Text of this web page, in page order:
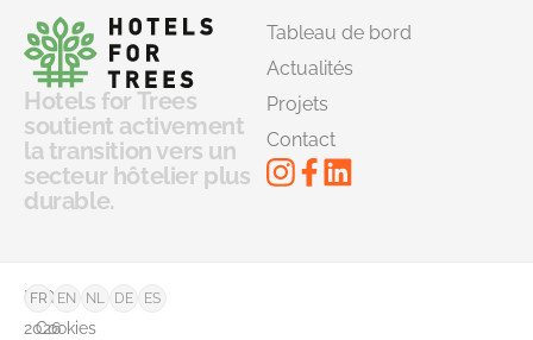
Hotels for Trees
soutient activement
la transition vers un
secteur hôtelier plus
durable.
Tableau de bord
Actualités
Projets
Contact
©
2026
FAQ
Cookies
FR EN NL DE ES